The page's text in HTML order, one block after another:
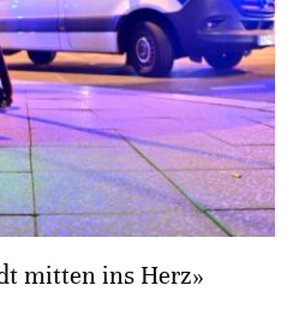
mitten ins Herz»